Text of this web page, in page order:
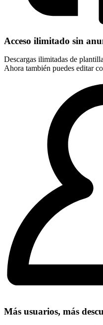
Acceso ilimitado sin
Descargas ilimitadas de
Ahora también puedes editar
Más usuarios, más